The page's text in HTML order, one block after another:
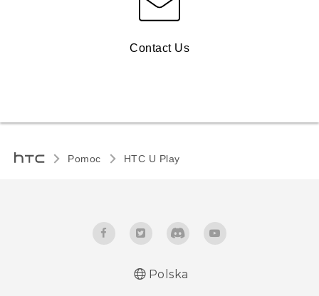
Contact Us
Pomoc HTC U Play‎
Polska